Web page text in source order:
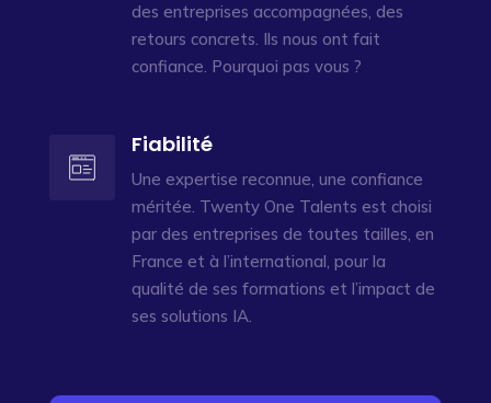
des entreprises accompagnées, des
retours concrets. Ils nous ont fait
confiance. Pourquoi pas vous ?
Fiabilité
Une expertise reconnue, une confiance
méritée. Twenty One Talents est choisi
par des entreprises de toutes tailles, en
France et à l’international, pour la
qualité de ses formations et l’impact de
ses solutions IA.